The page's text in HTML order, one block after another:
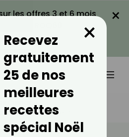
les offres 3 et 6 mois
LA PROMO
×
Culinaires
Farcie Pour Noël ?
Recevez
gratuitement
25 de nos
meilleures
recettes
spécial Noël
×